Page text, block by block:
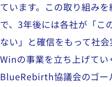
ています。この取り組み
で、 3年後には各社が「こ
ない」と確信をもって社
Winの事業を立ち上げて
BlueRebirth協議会のゴー